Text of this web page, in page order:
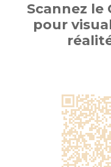
Scannez le
pour